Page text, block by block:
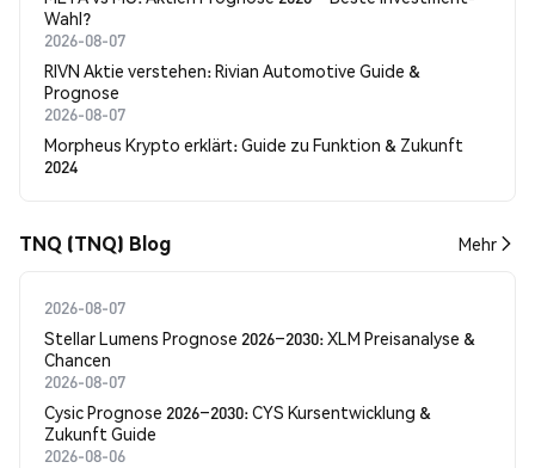
Wahl?
2026-08-07
RIVN Aktie verstehen: Rivian Automotive Guide &
Prognose
2026-08-07
Morpheus Krypto erklärt: Guide zu Funktion & Zukunft
2024
TNQ (TNQ) Blog Mehr
2026-08-07
Stellar Lumens Prognose 2026–2030: XLM Preisanalyse &
Chancen
2026-08-07
Cysic Prognose 2026–2030: CYS Kursentwicklung &
Zukunft Guide
2026-08-06